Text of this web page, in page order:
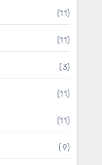
(11)
(11)
(3)
(11)
(11)
(9)